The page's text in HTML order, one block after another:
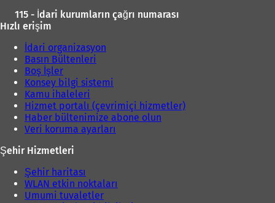
115 - İdari kurumların çağrı numarası
Hızlı erişim
İdari organizasyon
Basın Bültenleri
Boş İşler
Konsey bilgi sistemi
Kamu ihaleleri
Hizmet portalı (çevrimiçi hizmetler)
Haber bültenimize abone olun
Veri koruma ayarları
Şehir Hizmetleri
Şehir haritası
WLAN etkin noktaları
Umumi tuvaletler